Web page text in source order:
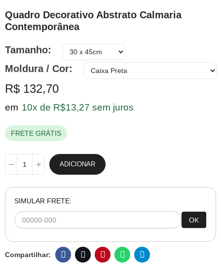
Quadro Decorativo Abstrato Calmaria
Contemporânea
Tamanho
Moldura / Cor
R$ 132,70
em 10x de R$13,27 sem juros
FRETE GRÁTIS
ADICIONAR
SIMULAR FRETE:
OK